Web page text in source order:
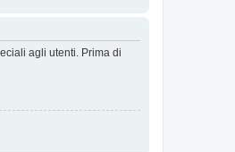
agli utenti. Prima di